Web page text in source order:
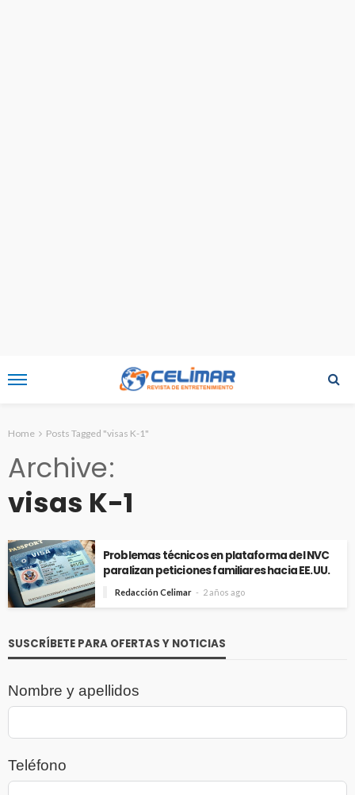
Home Posts Tagged "visas K-1"
Archive
visas K-1
Problemas técnicos en plataforma del NVC
paralizan peticiones familiares hacia EE.UU.
Redacción Celimar 2 años ago
SUSCRÍBETE PARA OFERTAS Y NOTICIAS
Nombre y apellidos
Teléfono